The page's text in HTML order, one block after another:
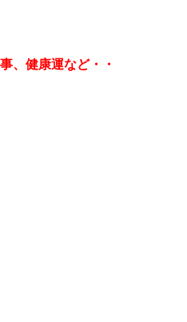
、健康運など・・